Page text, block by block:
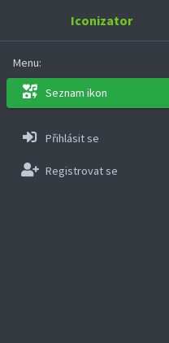
Iconizator
Menu:
Seznam ikon
Přihlásit se
Registrovat se